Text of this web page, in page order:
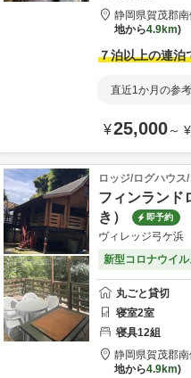
静岡県賀茂郡
地から4.9km
７泊以上の連泊
直近1か月の参
¥25,000～ ¥
ロッジ/ログハウス
フィンランド
き）
即予約
ヴィレッジ弓ケ
新型コロナウイ
丸ごと貸切
寝室2室
寝具12組
静岡県賀茂郡
地から4.9km